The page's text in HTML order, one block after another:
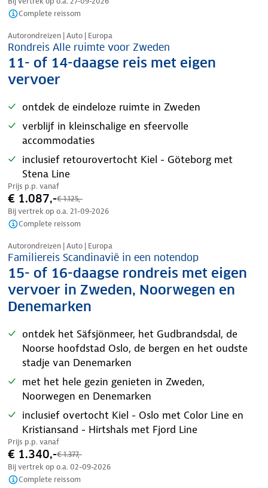
Complete reissom
Nazomer korting
Autorondreizen | Auto | Europa
Rondreis Alle ruimte voor Zweden
11- of 14-daagse reis met eigen
vervoer
ontdek de eindeloze ruimte in Zweden
verblijf in kleinschalige en sfeervolle
accommodaties
inclusief retourovertocht Kiel - Göteborg met
Stena Line
Prijs p.p. vanaf
€ 1.087,-€ 1.125,-
Bij vertrek op o.a. 21-09-2026
Complete reissom
Nazomer korting
Autorondreizen | Auto | Europa
Familiereis Scandinavië in een notendop
15- of 16-daagse rondreis met eigen
vervoer in Zweden, Noorwegen en
Denemarken
ontdek het Säfsjönmeer, het Gudbrandsdal, de
Noorse hoofdstad Oslo, de bergen en het oudste
stadje van Denemarken
met het hele gezin genieten in Zweden,
Noorwegen en Denemarken
inclusief overtocht Kiel - Oslo met Color Line en
Kristiansand - Hirtshals met Fjord Line
Prijs p.p. vanaf
€ 1.340,-€ 1.377,-
Bij vertrek op o.a. 02-09-2026
Complete reissom